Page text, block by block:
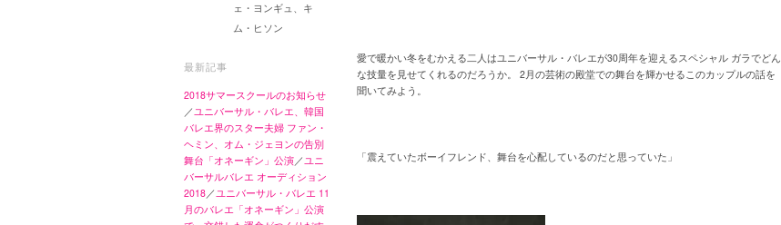
ェ・ヨンギュ、キ
ム・ヒソン
最新記事
2018サマースクールのお知らせ
／ ユニバーサル・バレエ、韓国
バレエ界のスター夫婦 ファン・
ヘミン、オム・ジェヨンの告別
舞台「オネーギン」公演 ／ ユニ
バーサルバレエ オーディション
2018 ／ ユニバーサル・バレエ 11
月のバレエ「オネーギン」公演
愛で暖かい冬をむかえる二人はユニバーサル・バレエが30周年を迎えるスペシャル ガラでどん
な技量を見せてくれるのだろうか。 2月の芸術の殿堂での舞台を輝かせるこのカップルの話を
聞いてみよう。
「震えていたボーイフレンド、舞台を心配しているのだと思っていた」